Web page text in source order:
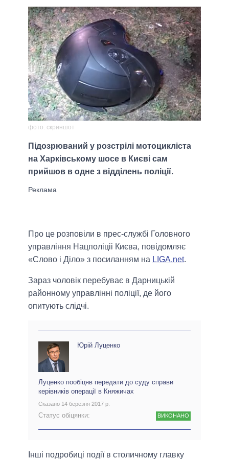
фото: скриншот
Підозрюваний у розстрілі мотоцикліста
на Харківському шосе в Києві сам
прийшов в одне з відділень поліції.
Про це розповіли в прес-службі Головного
управління Нацполіціі Києва, повідомляє
«Слово і Діло» з посиланням на LIGA.net.
Зараз чоловік перебуває в Дарницькій
районному управлінні поліції, де його
опитують слідчі.
Юрій Луценко
Луценко пообіцяв передати до суду справи
керівників операції в Княжичах
Сказано 14 березня 2017 р.
Статус обіцянки: ВИКОНАНО
Інші подробиці події в столичному главку